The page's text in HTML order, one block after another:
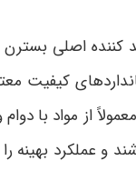
کننده اصلی
کیفیت
از مواد با دوام
و عملکرد بهینه